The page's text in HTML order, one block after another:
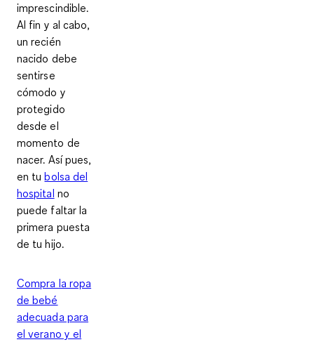
imprescindible.
Al fin y al cabo,
un recién
nacido debe
sentirse
cómodo y
protegido
desde el
momento de
nacer. Así pues,
en tubolsa del
hospital no
puede faltar la
primera puesta
de tu hijo.
Compra la ropa
de bebé
adecuada para
el verano y el